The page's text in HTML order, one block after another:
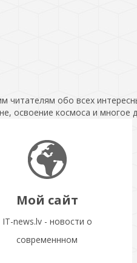
читателям обо всех
освоение космоса и многое
Мой сайт
IT-news.lv - новости о
современнном